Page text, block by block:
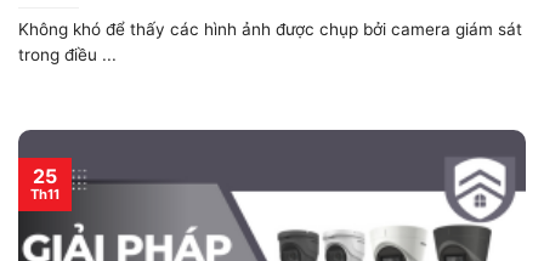
Không khó để thấy các hình ảnh được chụp bởi camera giám sát
trong điều ...
25
Th11